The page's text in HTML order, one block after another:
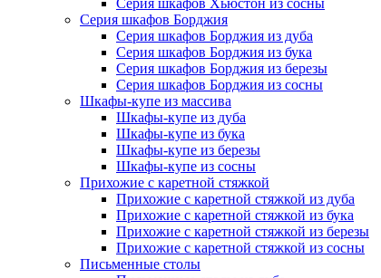
Серия шкафов Хьюстон из сосны
Серия шкафов Борджия
Серия шкафов Борджия из дуба
Серия шкафов Борджия из бука
Серия шкафов Борджия из березы
Серия шкафов Борджия из сосны
Шкафы-купе из массива
Шкафы-купе из дуба
Шкафы-купе из бука
Шкафы-купе из березы
Шкафы-купе из сосны
Прихожие с каретной стяжкой
Прихожие с каретной стяжкой из дуба
Прихожие с каретной стяжкой из бука
Прихожие с каретной стяжкой из березы
Прихожие с каретной стяжкой из сосны
Письменные столы